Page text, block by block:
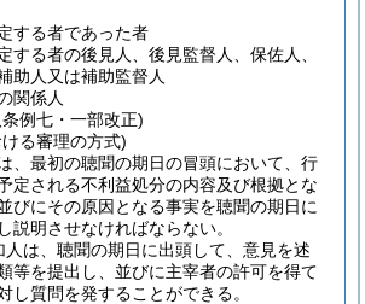
する者であった者
する者の後見人、後見監督人、保佐人、
助人又は補助監督人
関係人
例七・一部改正)
る審理の方式)
、最初の聴聞の期日の冒頭において、行
定される不利益処分の内容及び根拠とな
びにその原因となる事実を聴聞の期日に
説明させなければならない。
人は、聴聞の期日に出頭して、意見を述
等を提出し、並びに主宰者の許可を得て
し質問を発することができる。